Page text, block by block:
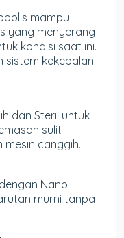
mampu
yang menyerang
kondisi saat ini.
sistem kekebalan
dan Steril untuk
sulit
canggih.
Nano
murni tanpa